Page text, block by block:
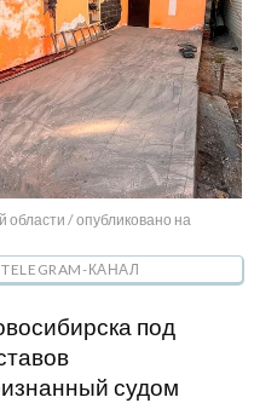
/ опубликовано на
КАНАЛ
под
судом